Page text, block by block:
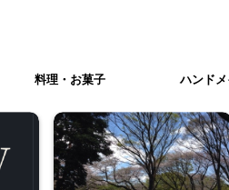
料理・お菓子 ハンド